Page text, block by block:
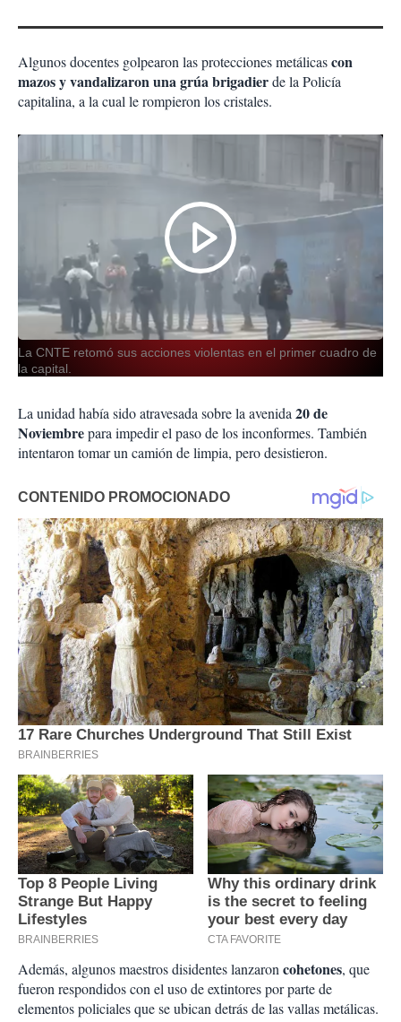
Algunos docentes golpearon las protecciones metálicascon
mazos y vandalizaron una grúa brigadierde la Policía
capitalina, a la cual le rompieron los cristales.
La CNTE retomó sus acciones violentas en el primer cuadro de
la capital.
La unidad había sido atravesada sobre la avenida20 de
Noviembrepara impedir el paso de los inconformes. También
intentaron tomar un camión de limpia, pero desistieron.
Además, algunos maestros disidentes lanzaroncohetones, que
fueron respondidos con el uso de extintores por parte de
elementos policiales que se ubican detrás de las vallas metálicas.